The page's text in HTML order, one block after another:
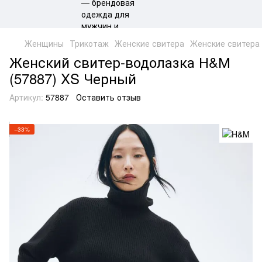
Женщины Трикотаж Женские свитера Женские свитера
Женский свитер-водолазка Н&М
(57887) XS Черный
Артикул: 57887 Оставить отзыв
−33%